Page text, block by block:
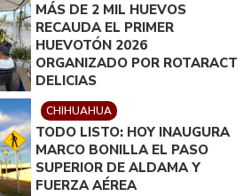
MÁS DE 2 MIL HUEVOS
RECAUDA EL PRIMER
HUEVOTÓN 2026
ORGANIZADO POR ROTARACT
DELICIAS
CHIHUAHUA
TODO LISTO: HOY INAUGURA
MARCO BONILLA EL PASO
SUPERIOR DE ALDAMA Y
FUERZA AÉREA